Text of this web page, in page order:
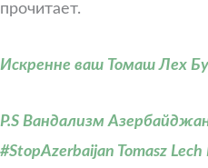
прочитает.
Искренне ваш Томаш Лех
P.S Вандализм
#StopAzerbaijan Tomasz Lech